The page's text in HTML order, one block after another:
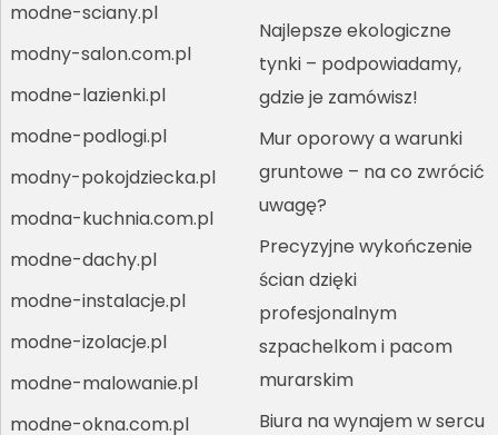
modne-sciany.pl
modny-salon.com.pl
modne-lazienki.pl
modne-podlogi.pl
modny-pokojdziecka.pl
modna-kuchnia.com.pl
modne-dachy.pl
modne-instalacje.pl
modne-izolacje.pl
modne-malowanie.pl
modne-okna.com.pl
Najlepsze ekologiczne
tynki – podpowiadamy,
gdzie je zamówisz!
Mur oporowy a warunki
gruntowe – na co zwrócić
uwagę?
Precyzyjne wykończenie
ścian dzięki
profesjonalnym
szpachelkom i pacom
murarskim
Biura na wynajem w sercu